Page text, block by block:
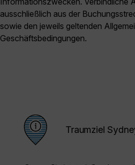
ausschließlich aus der
sowie den jeweils geltenden
Geschäftsbedingungen.
Traumziel